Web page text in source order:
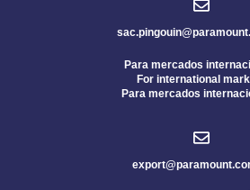
Para mercados
For international
Para mercados